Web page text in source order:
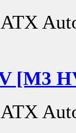
[M3